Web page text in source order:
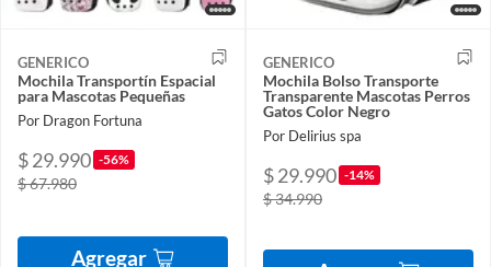
GENERICO
Mochila Transportín Espacial
para Mascotas Pequeñas
Por Dragon Fortuna
$ 29.990 -56%
$ 67.980
Agregar
GENERICO
Mochila Bolso Transporte
Transparente Mascotas Perros
Gatos Color Negro
Por Delirius spa
$ 29.990 -14%
$ 34.990